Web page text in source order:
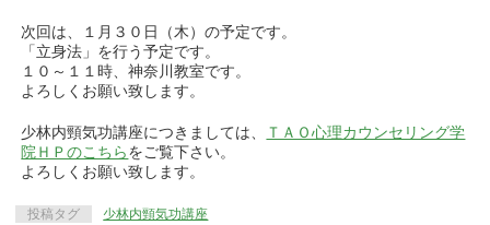
次回は、１月３０日（木）の予定です。
「立身法」を行う予定です。
１０～１１時、神奈川教室です。
よろしくお願い致します。
少林内頸気功講座につきましては、
ＴＡＯ心理カウンセリング学
院ＨＰのこちらをご覧下さい。
よろしくお願い致します。
投稿タグ 少林内頸気功講座